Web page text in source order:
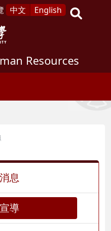
中文 English
Resources
息
導